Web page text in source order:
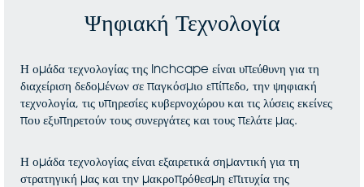
Ψηφιακή Τεχνολογία
Η ομάδα τεχνολογίας της Inchcape είναι υπεύθυνη για τη
διαχείριση δεδομένων σε παγκόσμιο επίπεδο, την ψηφιακή
τεχνολογία, τις υπηρεσίες κυβερνοχώρου και τις λύσεις εκείνες
που εξυπηρετούν τους συνεργάτες και τους πελάτε μας.
Η ομάδα τεχνολογίας είναι εξαιρετικά σημαντική για τη
στρατηγική μας και την μακροπρόθεσμη επιτυχία της